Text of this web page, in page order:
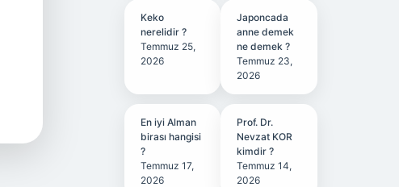
Keko
nerelidir ?
Temmuz 25,
2026
Japoncada
anne demek
ne demek ?
Temmuz 23,
2026
En iyi Alman
birası hangisi
?
Temmuz 17,
2026
Prof. Dr.
Nevzat KOR
kimdir ?
Temmuz 14,
2026